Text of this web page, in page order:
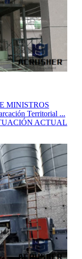
MINISTROS
Territorial ...
ACTUAL